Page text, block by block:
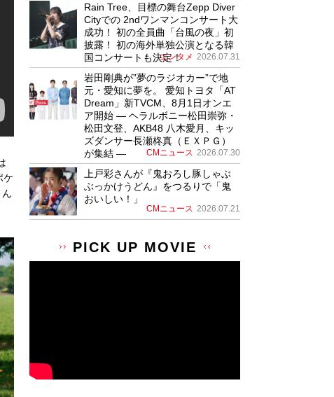
ケ
Rain Tree、目標の舞台Zepp Diver
Cityでの 2ndワンマンコンサート大
成功！ 初の全員曲「台風の夜」初
披露！ 初の海外単独公演となる韓
国コンサートも決定！
エンタメ 2026.07.31
岩田剛典が”夢のラジオカー”で地
元・愛知に夢を。 愛知トヨタ「AT
Dream」新TVCM、8月1日オンエ
ア開始 ― ヘラルボニー松田崇弥・
松田文登、AKB48 八木愛月、キッ
ズダンサー長瀬柊真（ＥＸＰＧ）
が集結 ―
CMニュース 2026.07.30
上戸彩さんが『鬼おろし豚しゃぶ
ぶっかけうどん』をつるりで「鬼
おいしい！」
CMニュース 2026.07.21
PICK UP MOVIE